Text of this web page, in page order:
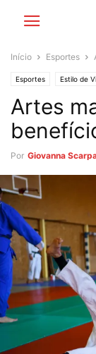
Início Esportes
Esportes Estilo de
Artes
Por Giovanna